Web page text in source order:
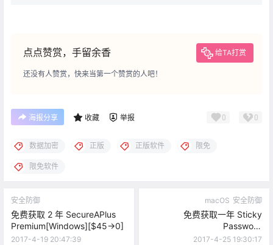
点点赞赏，手留余香 给TA打赏
还没有人赞赏，快来当第一个赞赏的人吧！
海报分享 收藏 举报 0 0
数据加密 正版 正版软件 限免
限免软件
安全防御
免费获取 2 年 SecureAPlus
Premium[Windows][$45→0]
2017-4-19 20:47:39
macOS 安全防御
免费获取一年 Sticky
Password
Premium[Windows、macOS]
2017-4-25 19:30:17